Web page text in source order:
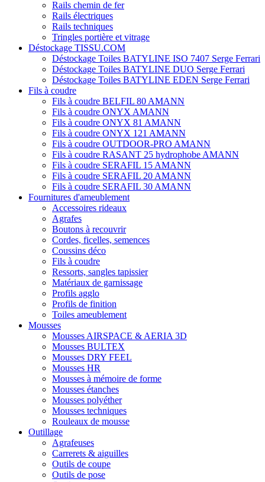
Rails chemin de fer
Rails électriques
Rails techniques
Tringles portière et vitrage
Déstockage TISSU.COM
Déstockage Toiles BATYLINE ISO 7407 Serge Ferrari
Déstockage Toiles BATYLINE DUO Serge Ferrari
Déstockage Toiles BATYLINE EDEN Serge Ferrari
Fils à coudre
Fils à coudre BELFIL 80 AMANN
Fils à coudre ONYX AMANN
Fils à coudre ONYX 81 AMANN
Fils à coudre ONYX 121 AMANN
Fils à coudre OUTDOOR-PRO AMANN
Fils à coudre RASANT 25 hydrophobe AMANN
Fils à coudre SERAFIL 15 AMANN
Fils à coudre SERAFIL 20 AMANN
Fils à coudre SERAFIL 30 AMANN
Fournitures d'ameublement
Accessoires rideaux
Agrafes
Boutons à recouvrir
Cordes, ficelles, semences
Coussins déco
Fils à coudre
Ressorts, sangles tapissier
Matériaux de garnissage
Profils agglo
Profils de finition
Toiles ameublement
Mousses
Mousses AIRSPACE & AERIA 3D
Mousses BULTEX
Mousses DRY FEEL
Mousses HR
Mousses à mémoire de forme
Mousses étanches
Mousses polyéther
Mousses techniques
Rouleaux de mousse
Outillage
Agrafeuses
Carrerets & aiguilles
Outils de coupe
Outils de pose